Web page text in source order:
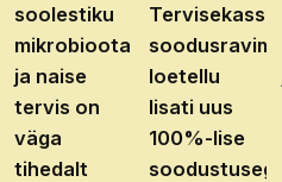
soolestiku
mikrobioota
ja naise
tervis on
väga
tihedalt
Tervisekassa
loetellu
lisati uus
100%-lise